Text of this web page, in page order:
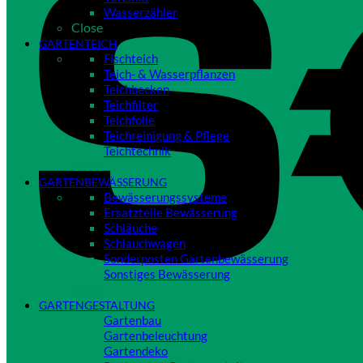
Wasserzähler
Close
GARTENTEICH
Fischteich
Teich- & Wasserpflanzen
Teichbecken
Teichfilter
Teichfolie
Teichreinigung & Pflege
Teichtechnik
GARTENBEWÄSSERUNG
Bewässerungssysteme
Ersatzteile Bewässerung
Schläuche
Schlauchwagen
Sonderposten Gartenbewässerung
Sonstiges Bewässerung
GARTENGESTALTUNG
Gartenbau
Gartenbeleuchtung
Gartendeko